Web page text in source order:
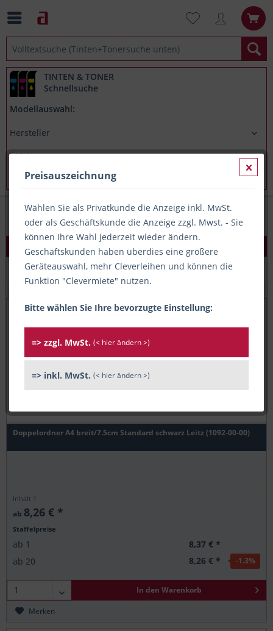
TINTEN & TONER
Schnellsuche
Modellauswahl:
Doppelordner
Basis-Filter
Doppelordner A4 breit/7.5cm Standard schwarz Leitz (1092-00-00)
Inhalt 1
ab 8,26 € *
Staffelpreise
ab 1
8,37 € *
ab 20 8,26 € * -1.3%
In den Warenkorb
Merken
Preisauszeichnung
Wählen Sie als Privatkunde die Anzeige inkl. MwSt.
oder als Geschäftskunde die Anzeige zzgl. Mwst. - Sie
können Ihre Wahl jederzeit wieder ändern.
Geschäftskunden haben überdies eine größere
Geräteauswahl, mehr Cleverleihen und können die
Funktion "Clevermiete" nutzen.
Bitte wählen Sie Ihre bevorzugte Einstellung:
=> zzgl. MwSt. (< hier ändern >)
=> inkl. MwSt. (< hier ändern >)